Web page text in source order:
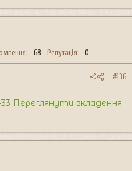
68 Репутація 0
#136
Переглянути вкладення